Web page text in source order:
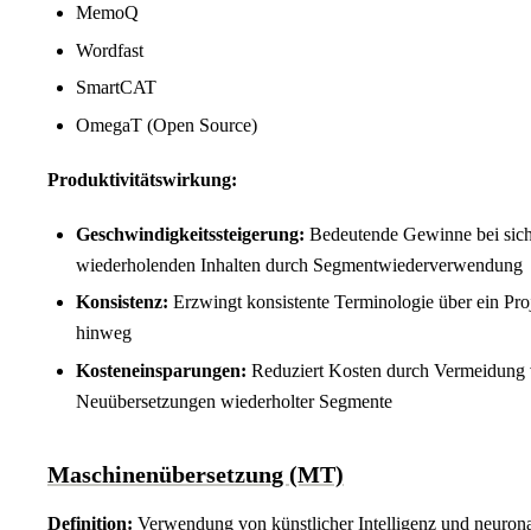
MemoQ
Wordfast
SmartCAT
OmegaT (Open Source)
Produktivitätswirkung:
Geschwindigkeitssteigerung: Bedeutende Gewinne bei
wiederholenden Inhalten durch Segmentwiederverwendung
Konsistenz: Erzwingt konsistente Terminologie über ein
hinweg
Kosteneinsparungen: Reduziert Kosten durch Vermeidung
Neuübersetzungen wiederholter Segmente
Maschinenübersetzung (MT)
Definition: Verwendung von künstlicher Intelligenz und